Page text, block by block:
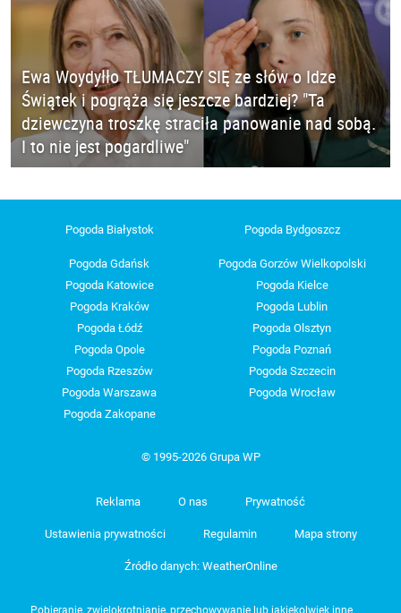
Ewa Woydyłło TŁUMACZY SIĘ ze słów o Idze
Świątek i pogrąża się jeszcze bardziej? "Ta
dziewczyna troszkę straciła panowanie nad sobą.
I to nie jest pogardliwe"
Pogoda Białystok Pogoda Bydgoszcz
Pogoda Gdańsk
Pogoda Gorzów Wielkopolski
Pogoda Katowice
Pogoda Kielce
Pogoda Kraków
Pogoda Lublin
Pogoda Łódź
Pogoda Olsztyn
Pogoda Opole
Pogoda Poznań
Pogoda Rzeszów
Pogoda Szczecin
Pogoda Warszawa
Pogoda Wrocław
Pogoda Zakopane
© 1995-2026 Grupa WP
Reklama O nas Prywatność
Ustawienia prywatności Regulamin Mapa strony
Źródło danych: WeatherOnline
Pobieranie, zwielokrotnianie, przechowywanie lub jakiekolwiek inne